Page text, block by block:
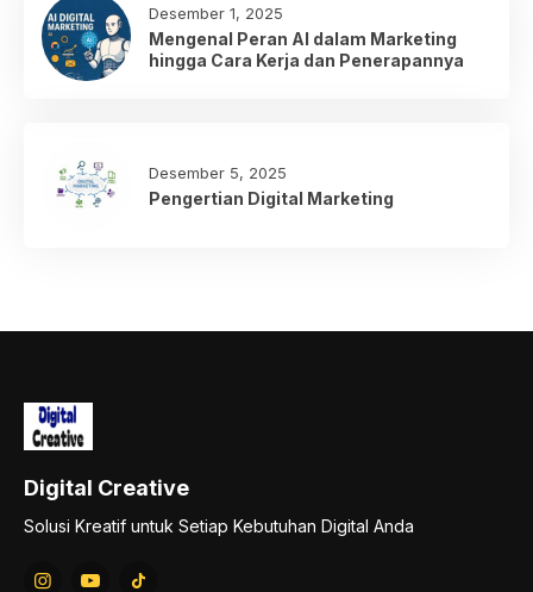
Desember 1, 2025
Mengenal Peran AI dalam Marketing
hingga Cara Kerja dan Penerapannya
Desember 5, 2025
Pengertian Digital Marketing
Digital Creative
Solusi Kreatif untuk Setiap Kebutuhan Digital Anda